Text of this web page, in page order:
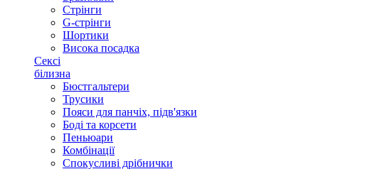
Стрінги
G-стрінги
Шортики
Висока посадка
Сексі
білизна
Бюстгальтери
Трусики
Пояси для панчіх, підв'язки
Боді та корсети
Пеньюари
Комбінації
Спокусливі дрібнички